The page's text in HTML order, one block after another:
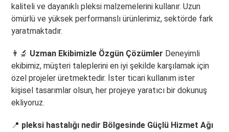
kaliteli ve dayanıklı pleksi malzemelerini kullanır. Uzun
ömürlü ve yüksek performanslı ürünlerimiz, sektörde fark
yaratmaktadır.
👨‍🔬 Uzman Ekibimizle Özgün Çözümler Deneyimli
ekibimiz, müşteri taleplerini en iyi şekilde karşılamak için
özel projeler üretmektedir. İster ticari kullanım ister
kişisel tasarımlar olsun, her projeye yaratıcı bir dokunuş
ekliyoruz.
📍 pleksi hastalığı nedir Bölgesinde Güçlü Hizmet Ağı